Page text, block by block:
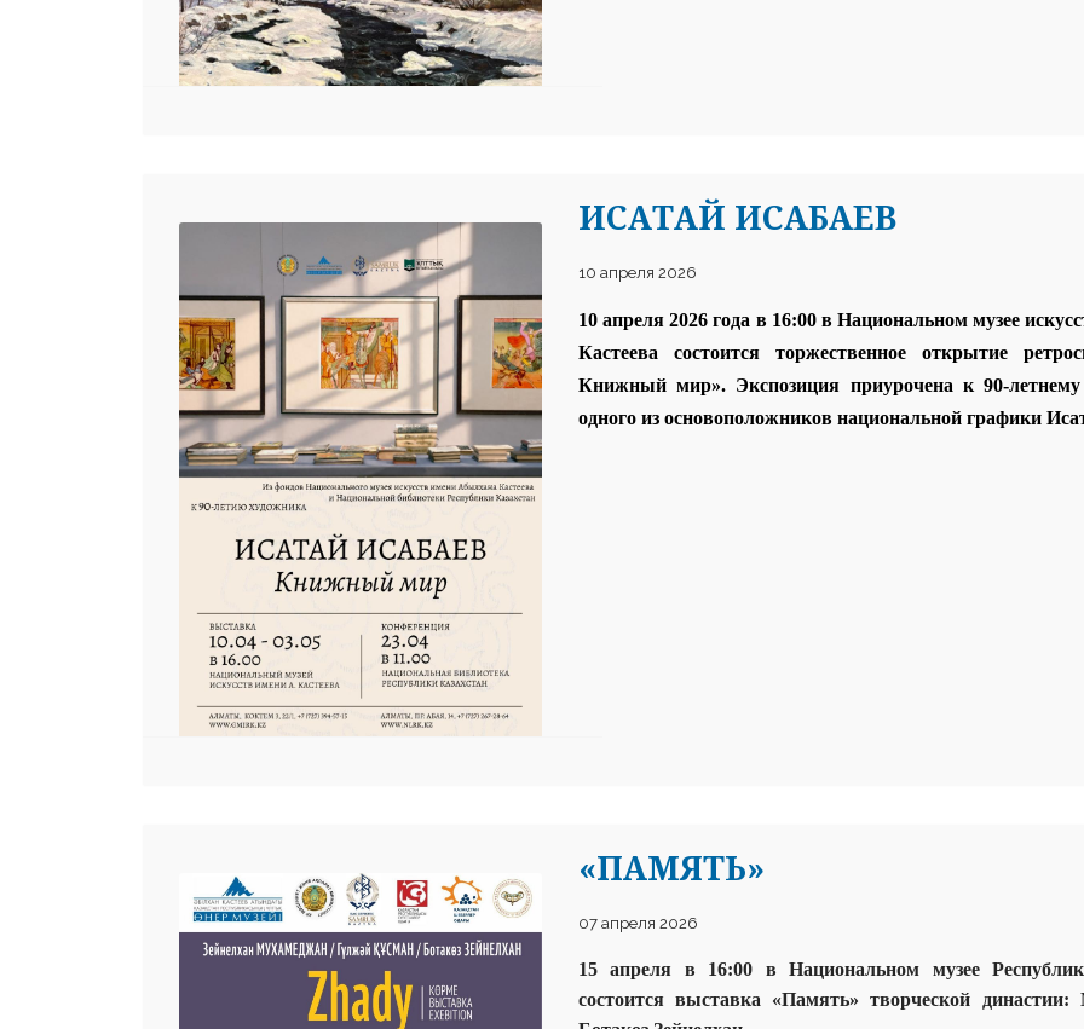
ИСАТАЙ ИСАБАЕВ
10 апреля 2026
10 апреля 2026 года в 16:00 в Национальном музее
Кастеева состоится торжественное открытие
Книжный мир». Экспозиция приурочена к 90-летнему
одного из основоположников национальной графики
«ПАМЯТЬ»
07 апреля 2026
15 апреля в 16:00 в Национальном музееР
состоится выставка «Память» творческой
династии: